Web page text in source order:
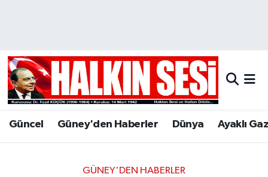
Güncel Güney'den Haberler Dünya Ayaklı
GÜNEY'DEN HABERLER
Hava Durumu
Trafik Durumu
Tüm Manşetler